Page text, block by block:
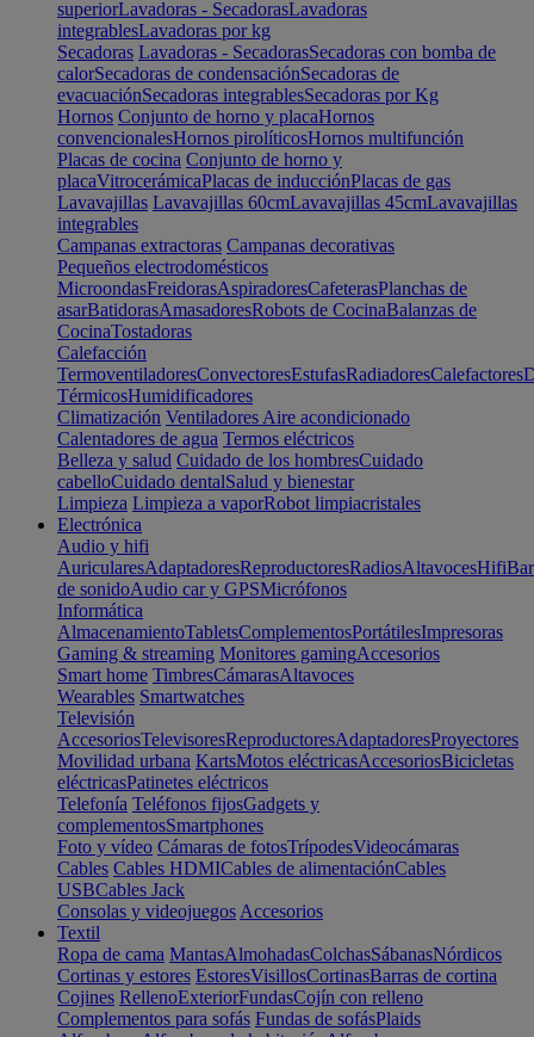
superiorLavadoras - SecadorasLavadoras
integrablesLavadoras por kg
Secadoras Lavadoras - SecadorasSecadoras con bomba de
calorSecadoras de condensaciónSecadoras de
evacuaciónSecadoras integrablesSecadoras por Kg
Hornos Conjunto de horno y placaHornos
convencionalesHornos pirolíticosHornos multifunción
Placas de cocina Conjunto de horno y
placaVitrocerámicaPlacas de inducciónPlacas de gas
Lavavajillas Lavavajillas 60cmLavavajillas 45cmLavavajillas
integrables
Campanas extractoras Campanas decorativas
Pequeños electrodomésticos
MicroondasFreidorasAspiradoresCafeterasPlanchas de
asarBatidorasAmasadoresRobots de CocinaBalanzas de
CocinaTostadoras
Calefacción
TermoventiladoresConvectoresEstufasRadiadoresCalefactores
TérmicosHumidificadores
Climatización Ventiladores Aire acondicionado
Calentadores de agua Termos eléctricos
Belleza y salud Cuidado de los hombresCuidado
cabelloCuidado dentalSalud y bienestar
Limpieza Limpieza a vaporRobot limpiacristales
Electrónica
Audio y hifi
AuricularesAdaptadoresReproductoresRadiosAltavocesHifi
de sonidoAudio car y GPSMicrófonos
Informática
AlmacenamientoTabletsComplementosPortátilesImpresoras
Gaming & streaming Monitores gamingAccesorios
Smart home TimbresCámarasAltavoces
Wearables Smartwatches
Televisión
AccesoriosTelevisoresReproductoresAdaptadoresProyectores
Movilidad urbana KartsMotos eléctricasAccesoriosBicicletas
eléctricasPatinetes eléctricos
Telefonía Teléfonos fijosGadgets y
complementosSmartphones
Foto y vídeo Cámaras de fotosTrípodesVideocámaras
Cables Cables HDMICables de alimentaciónCables
USBCables Jack
Consolas y videojuegos Accesorios
Textil
Ropa de cama MantasAlmohadasColchasSábanasNórdicos
Cortinas y estores EstoresVisillosCortinasBarras de cortina
Cojines RellenoExteriorFundasCojín con relleno
Complementos para sofás Fundas de sofásPlaids